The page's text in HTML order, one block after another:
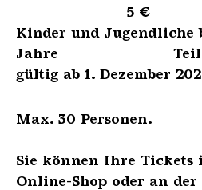
5 €
Kinder und Jugendliche
Jahre
gültig ab 1. Dezember
Max. 30 Personen.
Sie können Ihre Tickets
Online-Shop oder an der